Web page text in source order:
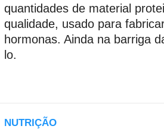
quantidades de material
qualidade, usado para
hormonas. Ainda na barriga
lo.
NUTRIÇÃO